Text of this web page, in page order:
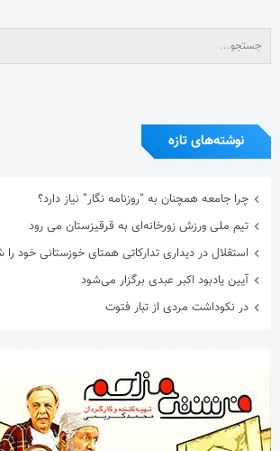
نوشته‌های تازه
چرا جامعه همچنان به “روزنامه نگار” نیاز دارد؟
تیم ملی ورزش زورخانه‌ای به قرقیزستان می رود
استقلال در دیداری تدارکاتی همتای خوزستانی خود
آیین یادبود اکبر عبدی برگزار می‌شود
در نکوداشت مردی از تبار فتوت